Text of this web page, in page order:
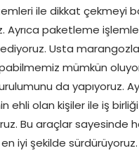
ile dikkat çekmeyi
paketleme
Usta
mümkün
da yapıyoruz.
ehli olan kişiler ile iş
Bu araçlar sayesinde
iyi şekilde sürdürüyoruz.